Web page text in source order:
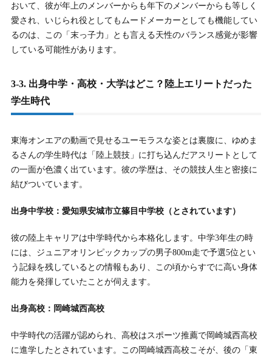
おいて、彼が年上のメンバーからも年下のメンバーからも等しく
愛され、いじられ役としてもムードメーカーとしても機能してい
るのは、この「末っ子力」とも言える天性のバランス感覚が影響
している可能性があります。
3-3. 出身中学・高校・大学はどこ？陸上エリートだった
学生時代
東海オンエアの動画で見せるユーモラスな姿とは裏腹に、ゆめま
るさんの学生時代は「陸上競技」に打ち込んだアスリートとして
の一面が色濃く出ています。彼の学歴は、その競技人生と密接に
結びついています。
出身中学校：愛知県安城市立篠目中学校（とされています）
彼の陸上キャリアは中学時代から本格化します。中学3年生の時
には、ジュニアオリンピックカップの男子800m走で予選5位とい
う記録を残しているとの情報もあり、この頃からすでに高い身体
能力を発揮していたことが伺えます。
出身高校：岡崎城西高校
中学時代の活躍が認められ、高校はスポーツ推薦で岡崎城西高校
に進学したとされています。この岡崎城西高校こそが、後の「東